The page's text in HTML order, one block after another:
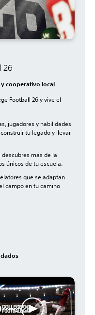
26
cooperativo local
Football 26 y vive el
jugadores y habilidades
tu legado y llevar
más de la
únicos de tu escuela.
que se adaptan
campo en tu camino